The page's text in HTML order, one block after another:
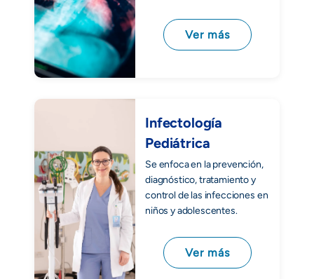
Ver más
Infectología
Pediátrica
Se enfoca en la prevención,
diagnóstico, tratamiento y
control de las infecciones en
niños y adolescentes.
Ver más